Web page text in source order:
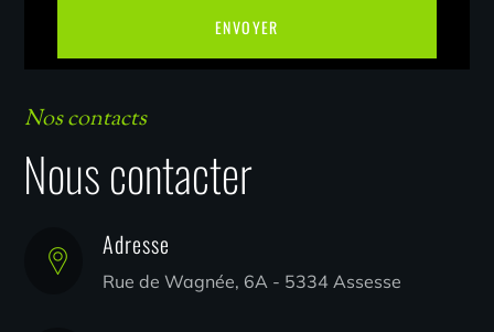
Nos contacts
Nous contacter
Adresse
Rue de Wagnée, 6A - 5334 Assesse